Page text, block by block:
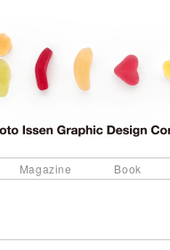
Magazine Book